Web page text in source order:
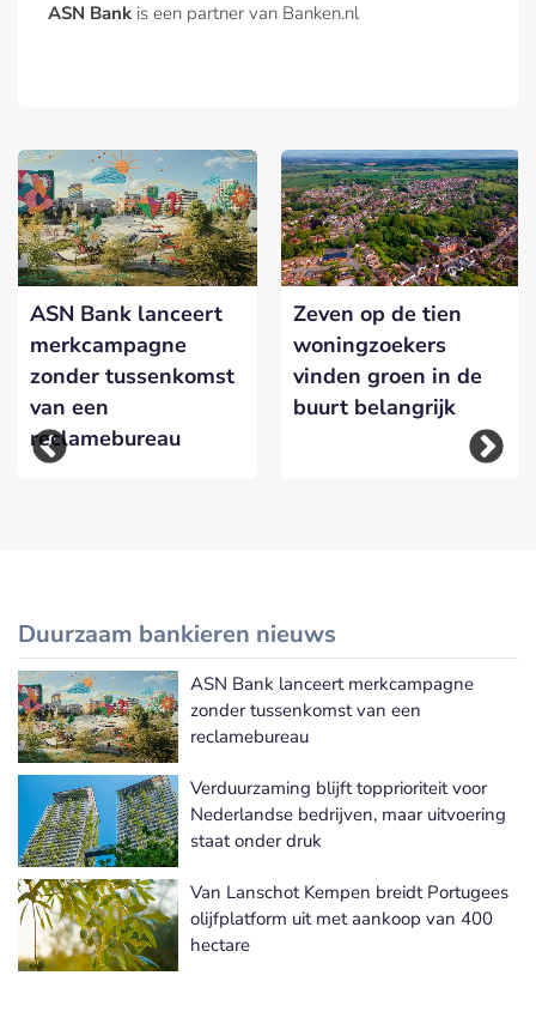
ASN Bank is een partner van Banken.nl
ASN Bank lanceert
merkcampagne
zonder tussenkomst
van een
reclamebureau
Zeven op de tien
woningzoekers
vinden groen in de
buurt belangrijk
Duurzaam bankieren nieuws
Meer Duurzaam bankieren nieuws
ASN Bank lanceert merkcampagne
zonder tussenkomst van een
reclamebureau
Verduurzaming blijft topprioriteit voor
Nederlandse bedrijven, maar uitvoering
staat onder druk
Van Lanschot Kempen breidt Portugees
olijfplatform uit met aankoop van 400
hectare